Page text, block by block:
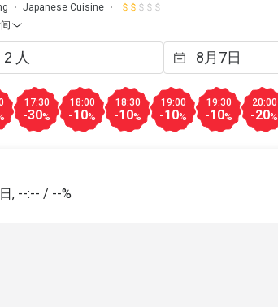
Japanese Cuisine
17:30
-30%
18:00
-10%
18:30
-10%
19:00
-10%
19:30
-10%
20:00
-20%
, --:-- / --%